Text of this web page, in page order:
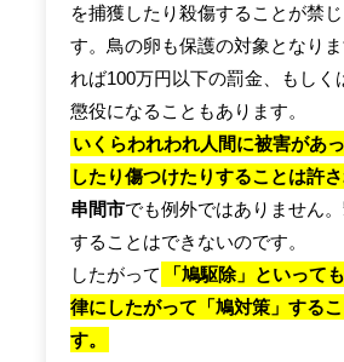
を捕獲したり殺傷することが禁
す。鳥の卵も保護の対象となり
れば100万円以下の罰金、もしく
懲役になることもあります。
いくらわれわれ人間に被害があ
したり傷つけたりすることは許さ
串間市でも例外ではありません
することはできないのです。
したがって
「鳩駆除」といって
律にしたがって「鳩対策」する
す。